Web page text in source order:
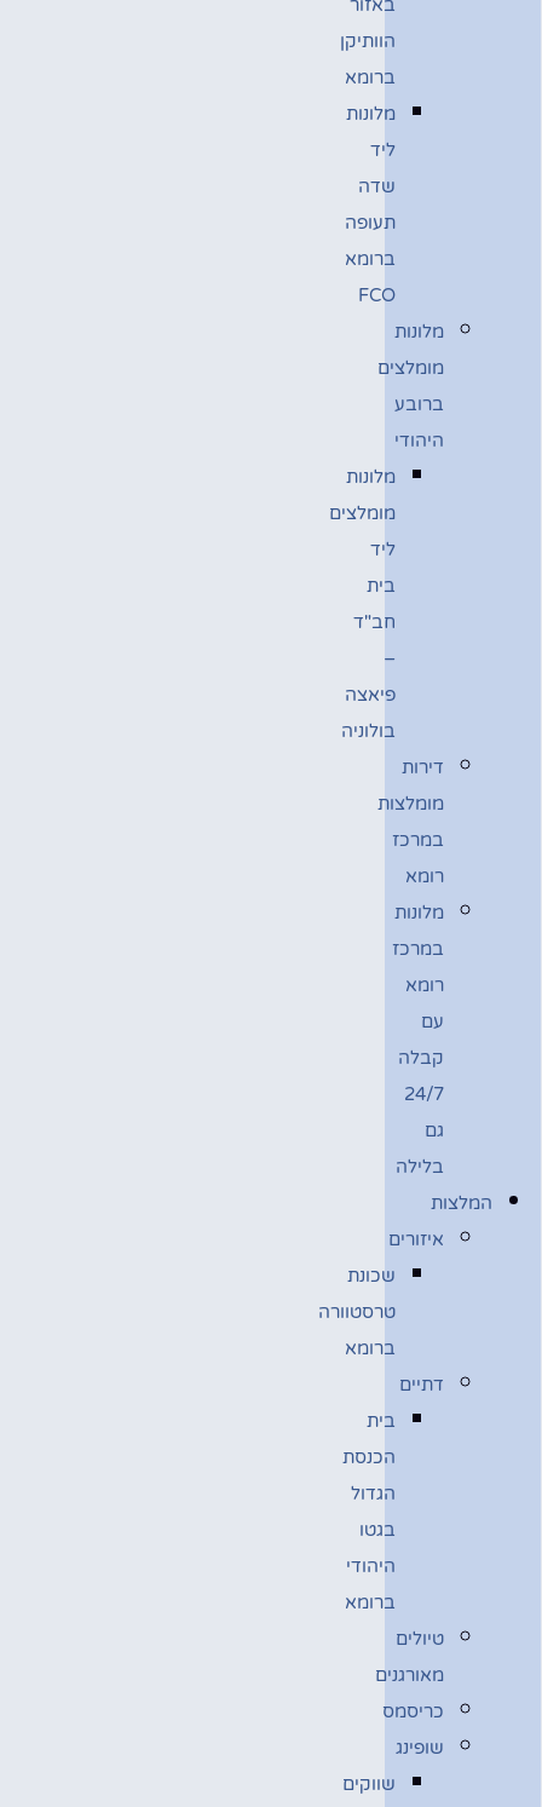
באזור
הוותיקן
ברומא
מלונות
ליד
שדה
תעופה
ברומא
FCO
מלונות
מומלצים
ברובע
היהודי
מלונות
מומלצים
ליד
בית
חב"ד
–
פיאצה
בולוניה
דירות
מומלצות
במרכז
רומא
מלונות
במרכז
רומא
עם
קבלה
24/7
גם
בלילה
המלצות
איזורים
שכונת
טרסטוורה
ברומא
דתיים
בית
הכנסת
הגדול
בגטו
היהודי
ברומא
טיולים
מאורגנים
כריסמס
שופינג
שווקים